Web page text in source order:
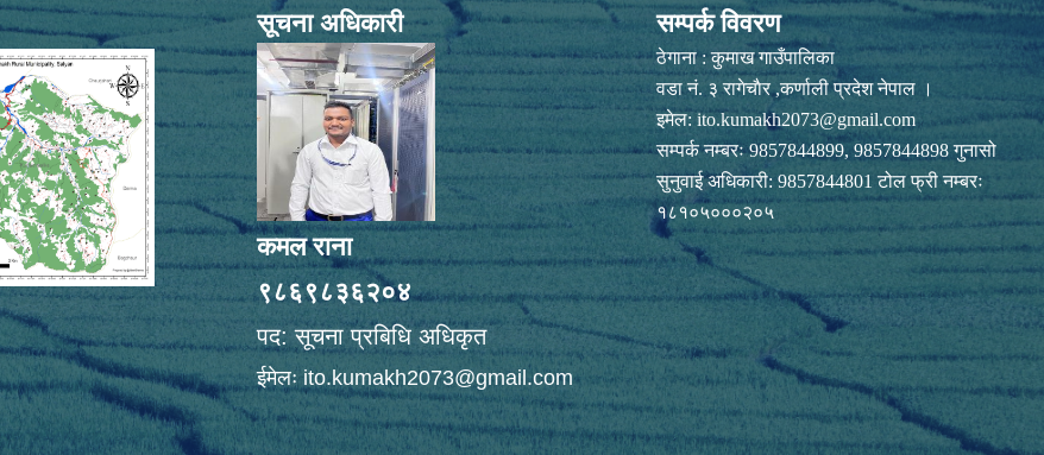
सूचना अधिकारी
कमल राना
९८६९८३६२०४
पद: सूचना प्रबिधि अधिकृत
ईमेलःito.kumakh2073@gmail.com
सम्पर्क विवरण
ठेगाना : कुमाख गाउँपालिका
वडा नं. ३ रागेचाैर ,कर्णाली प्रदेश नेपाल ।
इमेल:ito.kumakh2073@gmail.com
सम्पर्क नम्बरः 9857844899, 9857844898 गुनासो
सुनुवाई अधिकारी: 9857844801 टोल फ्री नम्बरः
१८१०५०००२०५